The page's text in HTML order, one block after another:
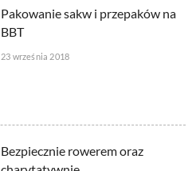
Pakowanie sakw i przepaków na
BBT
23 września 2018
Bezpiecznie rowerem oraz